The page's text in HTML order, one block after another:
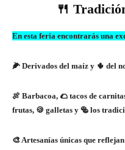
🍴
En esta feria encontrarás una
🌽 Derivados del maíz y 🌵 del
🍖 Barbacoa, 🌮 tacos de
frutas, 🍪 galletas y 🥯 los
🎨 Artesanías únicas que